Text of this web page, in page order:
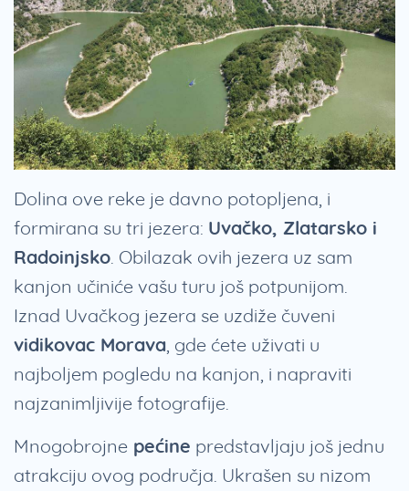
Dolina ove reke je davno potopljena, i
formirana su tri jezera: Uvačko, Zlatarsko i
Radoinjsko . Obilazak ovih jezera uz sam
kanjon učiniće vašu turu još potpunijom.
Iznad Uvačkog jezera se uzdiže čuveni
vidikovac Morava , gde ćete uživati u
najboljem pogledu na kanjon, i napraviti
najzanimljivije fotografije.
Mnogobrojne pećine predstavljaju još jednu
atrakciju ovog područja. Ukrašen su nizom